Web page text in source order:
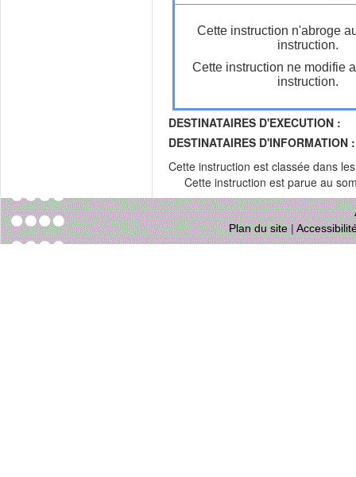
Cette instruction n'abroge
instruction.
Cette instruction ne modifie
instruction.
DESTINATAIRES D'EXECUTION :
DESTINATAIRES D'INFORMATION :
Cette instruction est classée dans
Cette instruction est parue au
Plan du site|